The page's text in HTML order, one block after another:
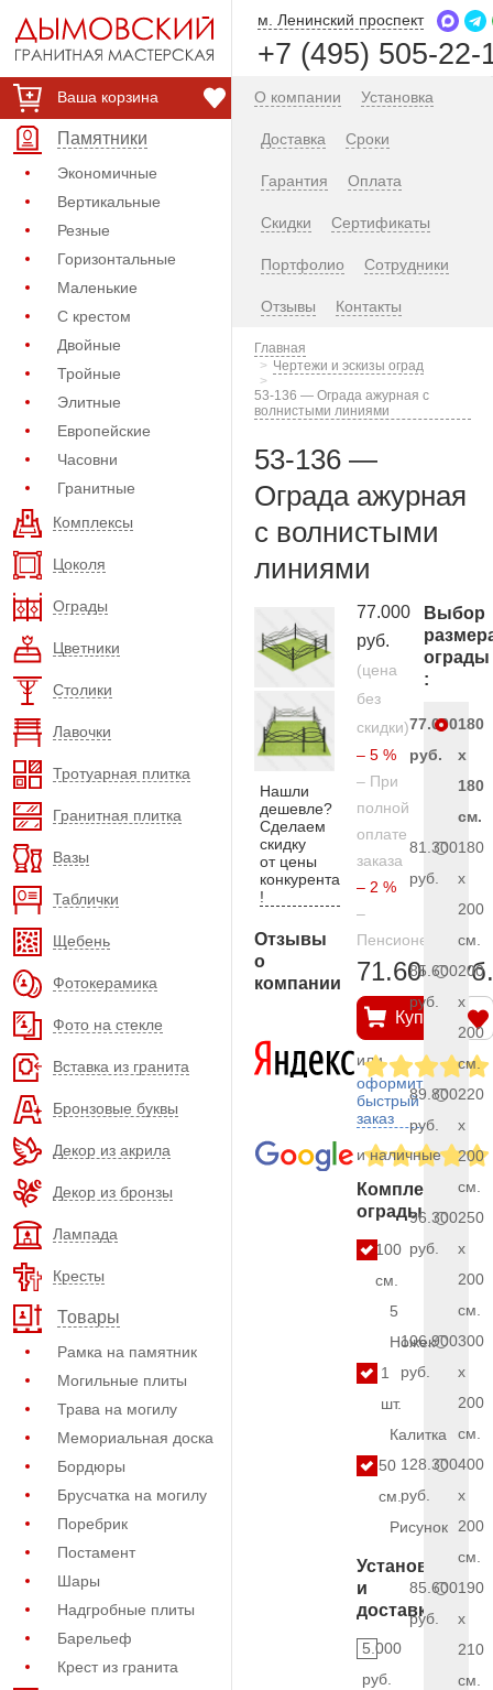
Ваша корзина
Памятники
Экономичные
Вертикальные
Резные
Горизонтальные
Маленькие
С крестом
Двойные
Тройные
Элитные
Европейские
Часовни
Гранитные
Комплексы
Цоколя
Ограды
Цветники
Столики
Лавочки
Тротуарная плитка
Гранитная плитка
Вазы
Таблички
Щебень
Фотокерамика
Фото на стекле
Вставка из гранита
Бронзовые буквы
Декор из акрила
Декор из бронзы
Лампада
Кресты
Товары
Рамка на памятник
Могильные плиты
Трава на могилу
Мемориальная доска
Бордюры
Брусчатка на могилу
Поребрик
Постамент
Шары
Надгробные плиты
Барельеф
Крест из гранита
м. Ленинский проспект
+7 (495) 505-22-
О компании Установка
Доставка Сроки
Гарантия Оплата
Скидки Сертификаты
Портфолио Сотрудники
Отзывы Контакты
Главная
Чертежи и эскизы оград
53-136 — Ограда ажурная с
волнистыми линиями
53-136 —
Ограда ажурная
с волнистыми
линиями
Нашли
дешевле?
Сделаем
скидку
от цены
конкурента
!
Отзывы
о
компании
77.000
руб.
(цена
без
скидки)
– 5 %
– При
полной
оплате
заказа
– 2 %
–
Пенсионерам
71.600 руб.
Купить
или
оформить
быстрый
заказ
и наличные
Комплект
ограды
100
см.
5
Ножек
1
шт.
Калитка
50
см.
Рисунок
Установка
и
доставка
5.000
руб.
Выбор
ограды
:
77.000
руб.
180
x
180
см.
81.300
руб.
180
x
200
см.
85.600
руб.
200
x
200
см.
89.800
руб.
220
x
200
см.
96.300
руб.
250
x
200
см.
106.900
руб.
300
x
200
см.
128.300
руб.
400
x
200
см.
85.600
руб.
190
x
210
см.